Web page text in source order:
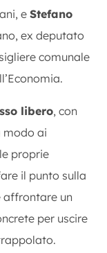
e Stefano
ex deputato
comunale
libero, con
modo ai
proprie
il punto sulla
affrontare un
per uscire